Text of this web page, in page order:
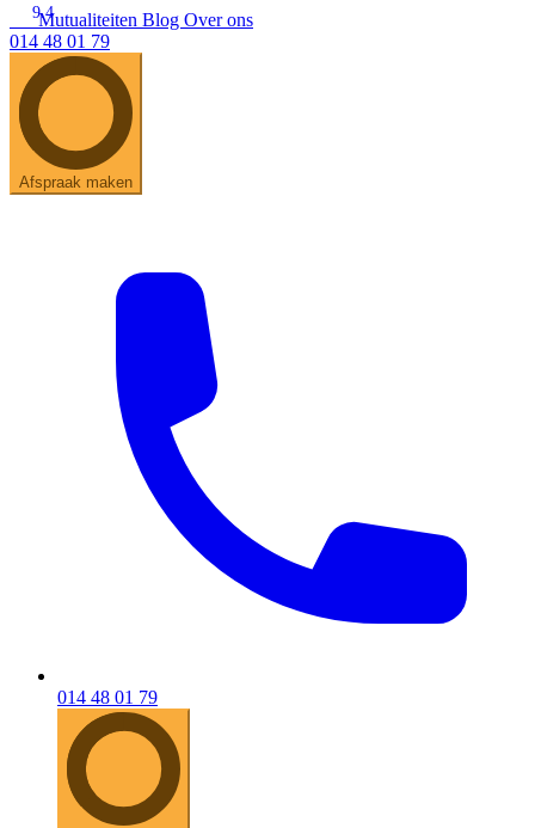
Zoeken
Snel zoeken
Hoorapparaatbatterijen
ReSound Vivia
Oticon IntentSignia Silk
9.4
Mutualiteiten Blog Over ons
014 48 01 79
Afspraak maken
014 48 01 79